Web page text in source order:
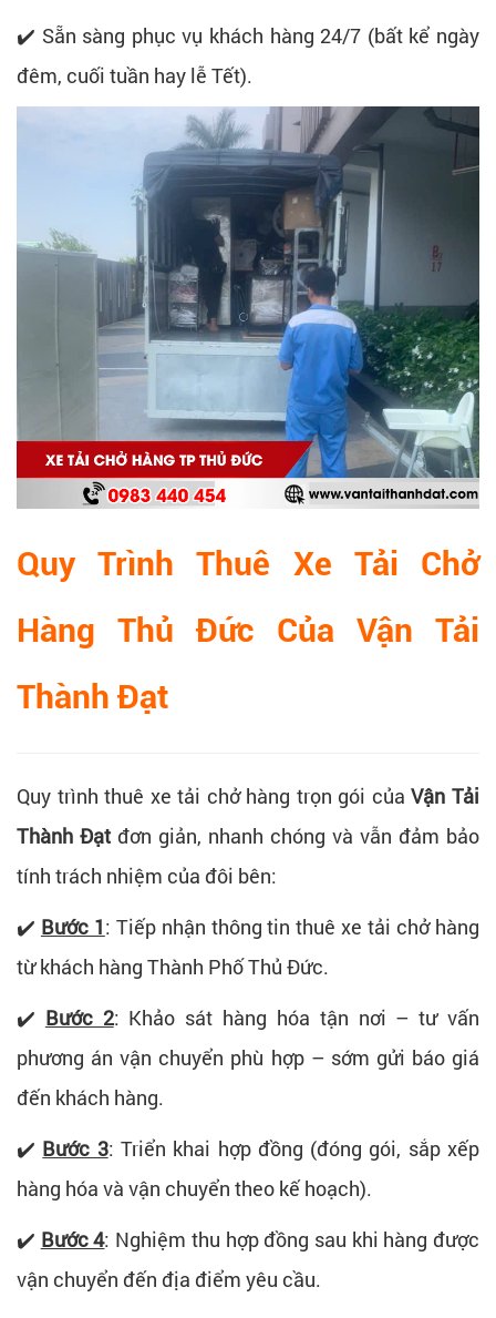
✔️ Sẵn sàng phục vụ khách hàng 24/7 (bất kể ngày
đêm, cuối tuần hay lễ Tết).
Quy Trình Thuê Xe Tải Chở
Hàng Thủ Đức Của Vận Tải
Thành Đạt
Quy trình thuê xe tải chở hàng trọn gói củaVận Tải
Thành Đạt đơn giản, nhanh chóng và vẫn đảm bảo
tính trách nhiệm của đôi bên:
✔️ Bước 1: Tiếp nhận thông tin thuê xe tải chở hàng
từ khách hàng Thành Phố Thủ Đức.
✔️ Bước 2: Khảo sát hàng hóa tận nơi – tư vấn
phương án vận chuyển phù hợp – sớm gửi báo giá
đến khách hàng.
✔️ Bước 3: Triển khai hợp đồng (đóng gói, sắp xếp
hàng hóa và vận chuyển theo kế hoạch).
✔️ Bước 4: Nghiệm thu hợp đồng sau khi hàng được
vận chuyển đến địa điểm yêu cầu.